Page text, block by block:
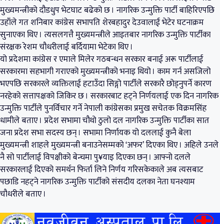
मुख्यमन्त्रीको दौडधुप भेटघाट बढेको छ । नागरिक उन्मुक्ति पार्टी बाहिरिएपछि
उहाँले गत शनिबार कांग्रेस सभापति शेरबहादुर देउवालाई भेटेर घटनाक्रम
सुनाएका थिए । त्यसलगत्तै मुख्यमन्त्रीले आइतबार नागरिक उन्मुक्ति पार्टीका
संरक्षक रेशम चौधरीलाई बर्दियामा भेटेका थिए ।
यो प्रदेशमा कांग्रेस र एमाले मिलेर गठबन्धन सरकार बनाई अरू पार्टीलाई
सरकारमा सहभागी गराएको मुख्यमन्त्रीको भनाइ थियो । काम गर्न असजिलो
भएपछि सरकारले व्यक्तिलाई हटाउँदा सिङ्गो पार्टीले सरकारै छोड्नुपर्ने कारण
नरहेको सत्तापक्षको जिकिर छ । सरकारबाट हट्ने निर्णयलाई एक दिन नागरिक
उन्मुक्ति पार्टीले पुनर्विचार गर्ने नेपाली कांग्रेसका प्रमुख सचेतक विक्रमसिंह
धामीले बताए । प्रदेश सभामा चौथो ठुलो दल नागरिक उन्मुक्ति पार्टीका सात
जना प्रदेश सभा सदस्य छन् । सभामा निर्णायक यो दललाई कुनै बेला
मुख्यमन्त्री शाहले मुख्यमन्त्री बनाउनेसम्मको ‘अफर’ दिएका थिए । अहिले उनले
नै सो पार्टीलाई विपक्षीको बेन्चमा पु¥याइ दिएका छन् । आफ्नो दलले
सरकारलाई दिएको समर्थन फिर्ता लिने निर्णय गरिसकेकाले अब त्यसबाट
पछाडि नहट्ने नागरिक उन्मुक्ति पार्टीको संसदीय दलका नेता घनश्याम
चौधरीले बताए ।